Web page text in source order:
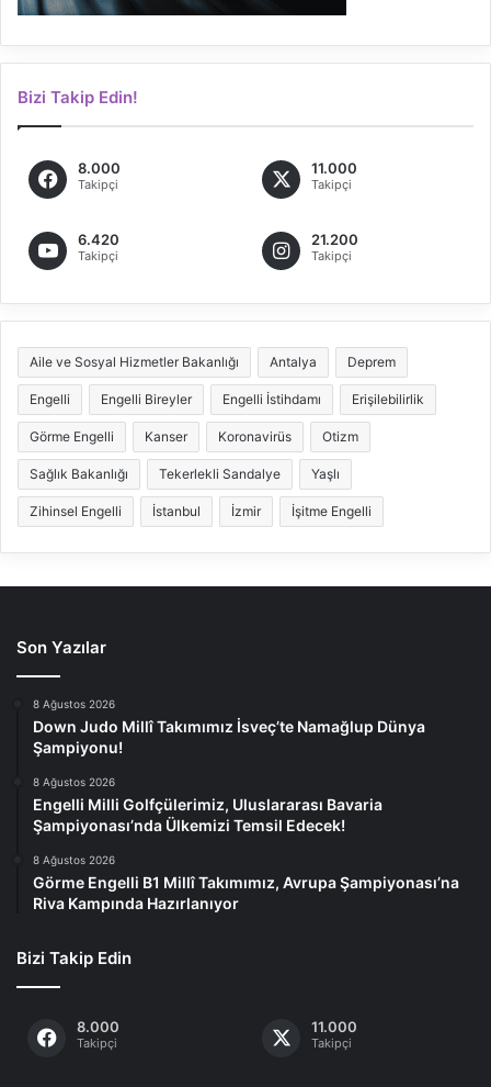
Bizi Takip Edin!
8.000
Takipçi
11.000
Takipçi
6.420
Takipçi
21.200
Takipçi
Aile ve Sosyal Hizmetler Bakanlığı Antalya Deprem
Engelli Engelli Bireyler Engelli İstihdamı Erişilebilirlik
Görme Engelli Kanser Koronavirüs Otizm
Sağlık Bakanlığı Tekerlekli Sandalye Yaşlı
Zihinsel Engelli İstanbul İzmir İşitme Engelli
Son Yazılar
8 Ağustos 2026
Down Judo Millî Takımımız İsveç’te Namağlup Dünya
Şampiyonu!
8 Ağustos 2026
Engelli Milli Golfçülerimiz, Uluslararası Bavaria
Şampiyonası’nda Ülkemizi Temsil Edecek!
8 Ağustos 2026
Görme Engelli B1 Millî Takımımız, Avrupa Şampiyonası’na
Riva Kampında Hazırlanıyor
Bizi Takip Edin
8.000
Takipçi
11.000
Takipçi